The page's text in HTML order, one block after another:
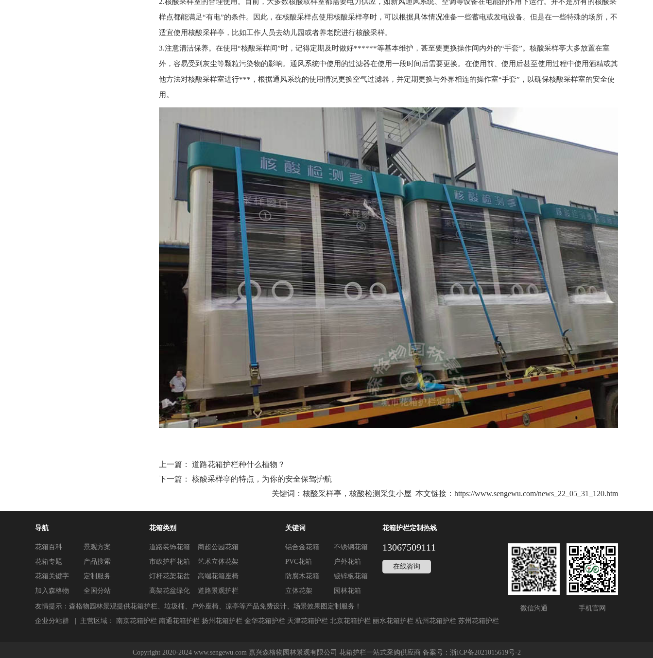
样点都能满足“有电”的条件。因此，在核酸采样点使用核酸采样亭时，可以根据具体情况准备一些蓄电或发电设备。但是在一些特殊的场所，不
适宜使用核酸采样亭，比如工作人员去幼儿园或者养老院进行核酸采样。
3.注意清洁保养。在使用“核酸采样间”时，记得定期及时做好******等基本维护，甚至要更换操作间内外的“手套”。核酸采样亭大多放置在室
外，容易受到灰尘等颗粒污染物的影响。通风系统中使用的过滤器在使用一段时间后需要更换。在使用前、使用后甚至使用过程中使用酒精或其
他方法对核酸采样室进行***，根据通风系统的使用情况更换空气过滤器，并定期更换与外界相连的操作室“手套”，以确保核酸采样室的安全使
用。
上一篇： 道路花箱护栏种什么植物？
下一篇： 核酸采样亭的特点，为你的安全保驾护航
关键词： 核酸采样亭，核酸检测采集小屋 本文链接： https://www.sengewu.com/news_22_05_31_120.htm
导航
花箱百科
景观方案
花箱专题
产品搜索
花箱关键字
定制服务
加入森格物
全国分站
花箱类别
道路装饰花箱
商超公园花箱
市政护栏花箱
艺术立体花架
灯杆花架花盆
高端花箱座椅
高架花盆绿化
道路景观护栏
关键词
铝合金花箱
不锈钢花箱
PVC花箱
户外花箱
防腐木花箱
镀锌板花箱
立体花架
园林花箱
花箱护栏定制热线
13067509111
在线咨询
微信沟通 手机官网
友情提示：森格物园林景观提供花箱护栏、垃圾桶、户外座椅、凉亭等产品免费设计、场景效果图定制服务！
企业分站群
| 主营区域： 南京花箱护栏 南通花箱护栏 扬州花箱护栏 金华花箱护栏 天津花箱护栏 北京花箱护栏 丽水花箱护栏 杭州花箱护栏 苏州花箱护栏
Copyright 2020-2024 www.sengewu.com 嘉兴森格物园林景观有限公司 花箱护栏一站式采购供应商 备案号： 浙ICP备2021015619号-2